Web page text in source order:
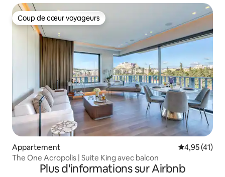
Coup de cœur voyageurs
Coup de cœur voyageurs
Appartement Évaluation
4,95 (41)
The One Acropolis | Suite King avec balcon
Plus d'informations sur Airbnb